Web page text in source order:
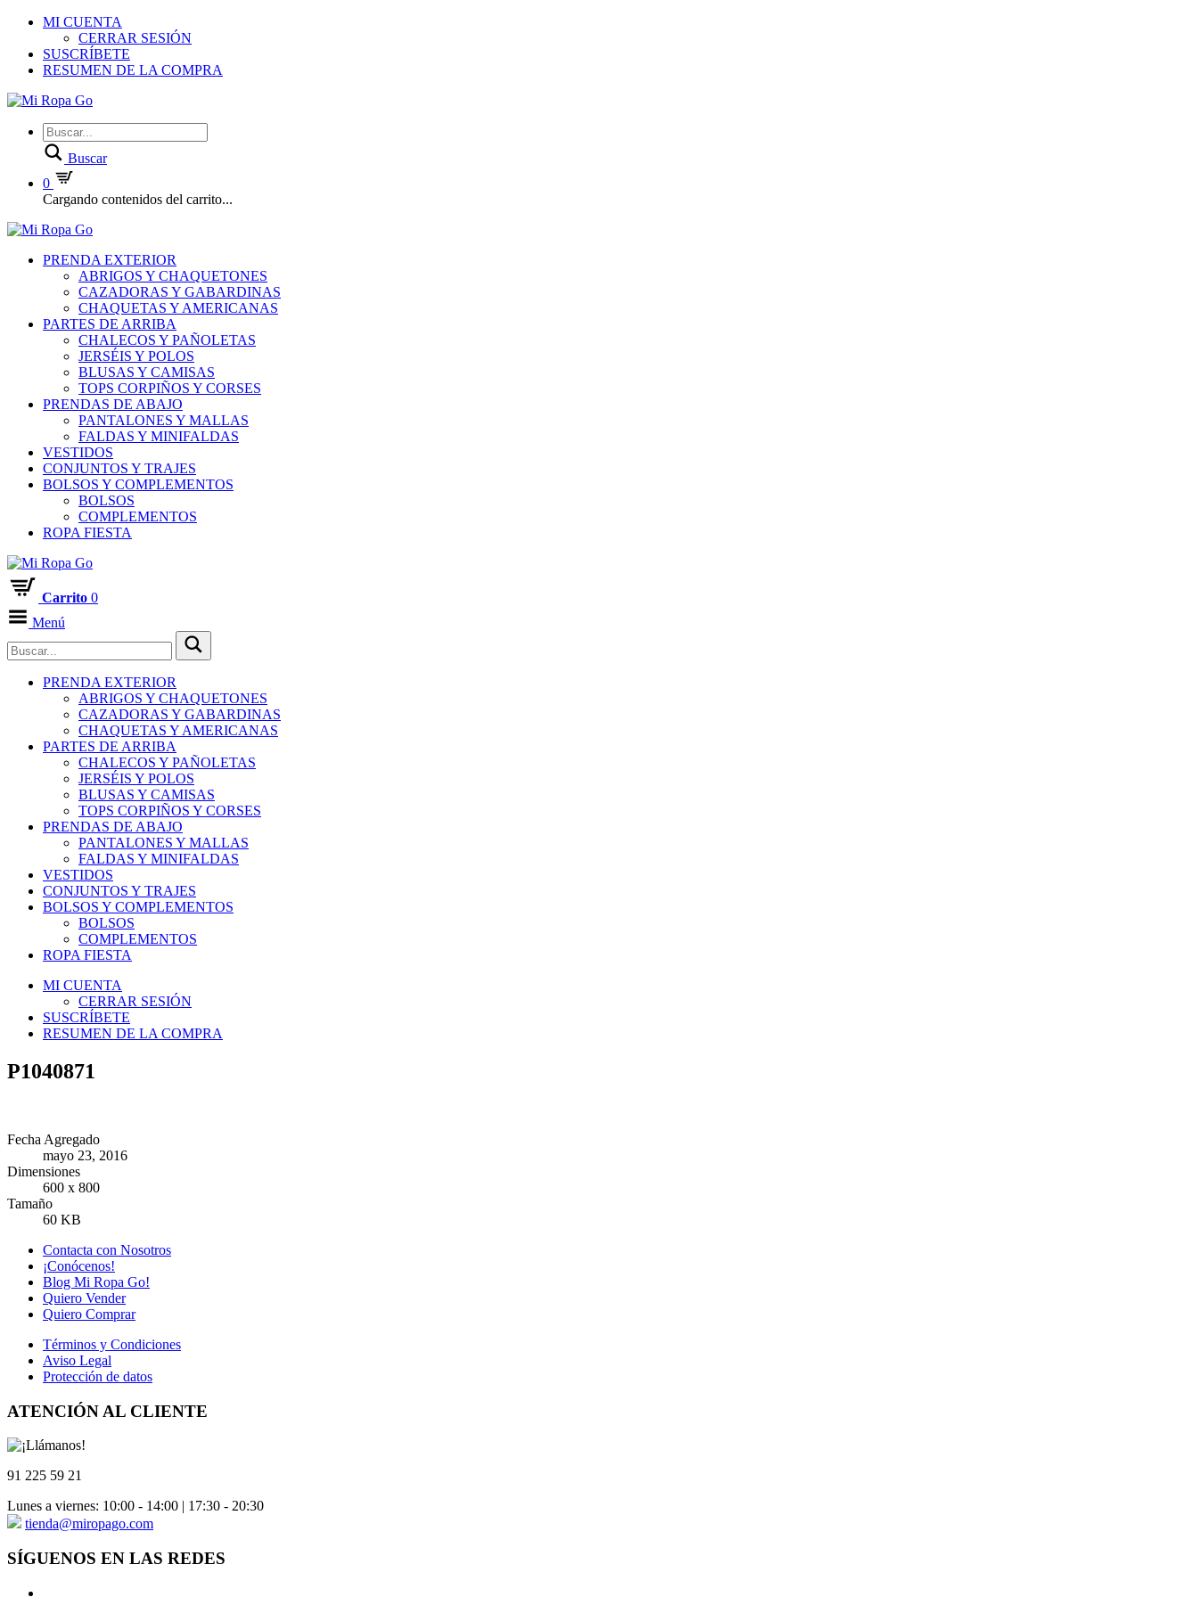
MI CUENTA
CERRAR SESIÓN
SUSCRÍBETE
RESUMEN DE LA COMPRA
Buscar
0
Cargando contenidos del carrito...
PRENDA EXTERIOR
ABRIGOS Y CHAQUETONES
CAZADORAS Y GABARDINAS
CHAQUETAS Y AMERICANAS
PARTES DE ARRIBA
CHALECOS Y PAÑOLETAS
JERSÉIS Y POLOS
BLUSAS Y CAMISAS
TOPS CORPIÑOS Y CORSES
PRENDAS DE ABAJO
PANTALONES Y MALLAS
FALDAS Y MINIFALDAS
VESTIDOS
CONJUNTOS Y TRAJES
BOLSOS Y COMPLEMENTOS
BOLSOS
COMPLEMENTOS
ROPA FIESTA
Carrito 0
Menú
PRENDA EXTERIOR
ABRIGOS Y CHAQUETONES
CAZADORAS Y GABARDINAS
CHAQUETAS Y AMERICANAS
PARTES DE ARRIBA
CHALECOS Y PAÑOLETAS
JERSÉIS Y POLOS
BLUSAS Y CAMISAS
TOPS CORPIÑOS Y CORSES
PRENDAS DE ABAJO
PANTALONES Y MALLAS
FALDAS Y MINIFALDAS
VESTIDOS
CONJUNTOS Y TRAJES
BOLSOS Y COMPLEMENTOS
BOLSOS
COMPLEMENTOS
ROPA FIESTA
MI CUENTA
CERRAR SESIÓN
SUSCRÍBETE
RESUMEN DE LA COMPRA
P1040871
Fecha Agregado
mayo 23, 2016
Dimensiones
600 x 800
Tamaño
60 KB
Contacta con Nosotros
¡Conócenos!
Blog Mi Ropa Go!
Quiero Vender
Quiero Comprar
Términos y Condiciones
Aviso Legal
Protección de datos
ATENCIÓN AL CLIENTE
91 225 59 21
Lunes a viernes: 10:00 - 14:00 | 17:30 - 20:30
tienda@miropago.com
SÍGUENOS EN LAS REDES